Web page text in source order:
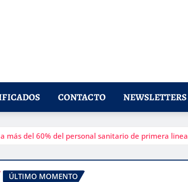
CONTACTO NEWSLETTERS
más del 60% del personal sanitario de primera linea
ÚLTIMO MOMENTO